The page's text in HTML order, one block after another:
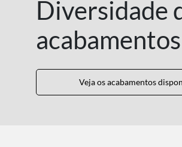
Diversidade
acabamentos
Veja os acabamentos